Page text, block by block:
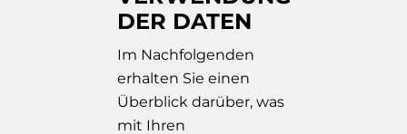
DER DATEN
Im Nachfolgenden
erhalten Sie einen
Überblick darüber, was
mit Ihren